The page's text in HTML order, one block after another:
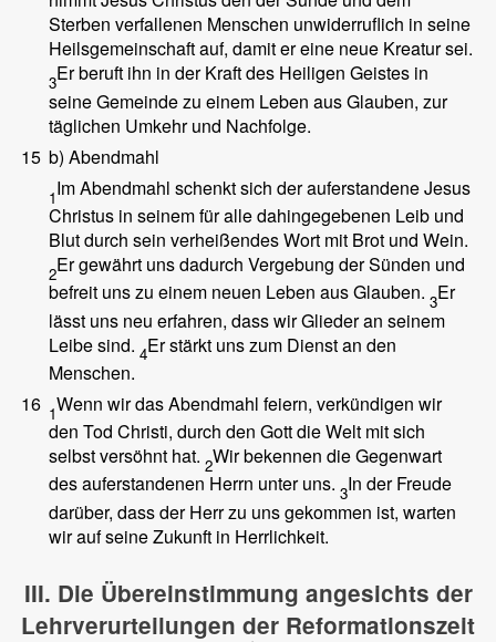
Sterben verfallenen Menschen unwiderruflich in seine
Heilsgemeinschaft auf, damit er eine neue Kreatur sei.
3Er beruft ihn in der Kraft des Heiligen Geistes in
seine Gemeinde zu einem Leben aus Glauben, zur
täglichen Umkehr und Nachfolge.
15 b) Abendmahl
1Im Abendmahl schenkt sich der auferstandene Jesus
Christus in seinem für alle dahingegebenen Leib und
Blut durch sein verheißendes Wort mit Brot und Wein.
2Er gewährt uns dadurch Vergebung der Sünden und
befreit uns zu einem neuen Leben aus Glauben. 3Er
lässt uns neu erfahren, dass wir Glieder an seinem
Leibe sind. 4Er stärkt uns zum Dienst an den
Menschen.
16 1Wenn wir das Abendmahl feiern, verkündigen wir
den Tod Christi, durch den Gott die Welt mit sich
selbst versöhnt hat. 2Wir bekennen die Gegenwart
des auferstandenen Herrn unter uns. 3In der Freude
darüber, dass der Herr zu uns gekommen ist, warten
wir auf seine Zukunft in Herrlichkeit.
III. Die Übereinstimmung angesichts der
Lehrverurteilungen der Reformationszeit